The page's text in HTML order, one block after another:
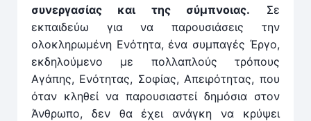
συνεργασίας και της σύμπνοιας. Σε
εκπαιδεύω για να παρουσιάσεις την
ολοκληρωμένη Ενότητα, ένα συμπαγές Έργο,
εκδηλούμενο με πολλαπλούς τρόπους
Αγάπης, Ενότητας, Σοφίας, Απειρότητας, που
όταν κληθεί να παρουσιαστεί δημόσια στον
Άνθρωπο, δεν θα έχει ανάγκη να κρύψει